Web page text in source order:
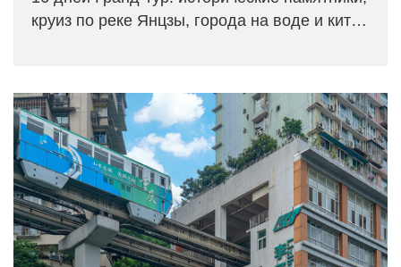
круиз по реке Янцзы, города на воде и китай